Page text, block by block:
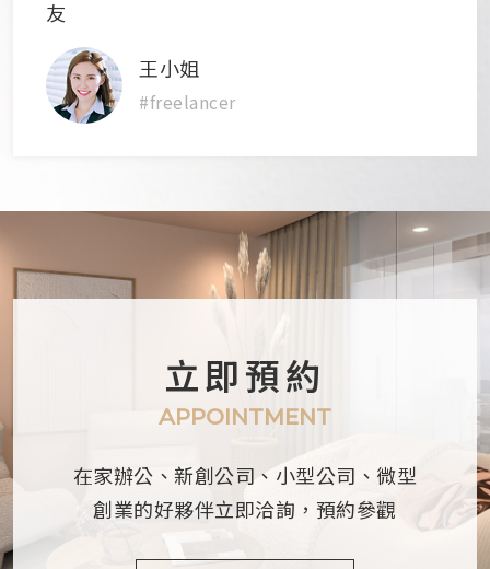
友
王小姐
#freelancer
立即預約
APPOINTMENT
在家辦公、新創公司、小型公司、微型
創業的好夥伴立即洽詢，預約參觀